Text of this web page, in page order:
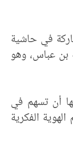
في حاشية
بن عباس، وهو
أن تسهم في
الفكرية